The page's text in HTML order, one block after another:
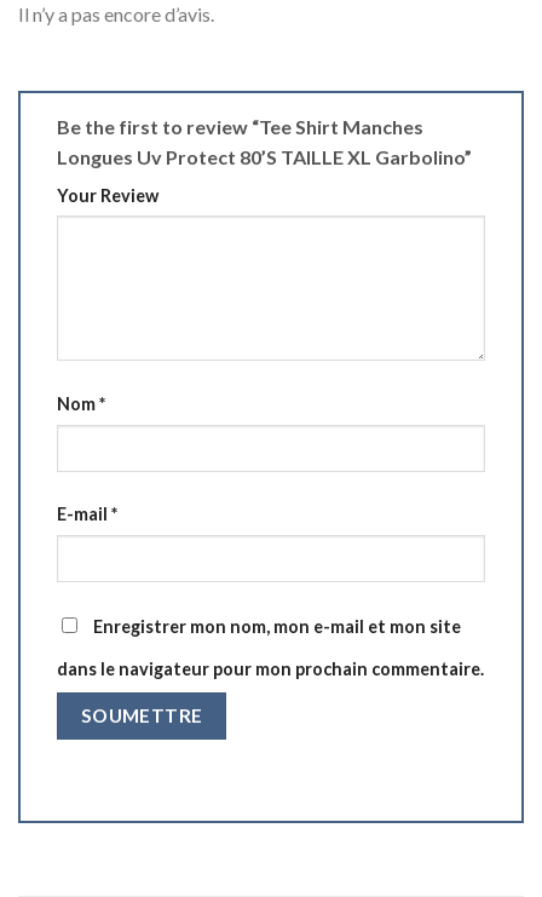
Il n’y a pas encore d’avis.
Be the first to review “Tee Shirt Manches
Longues Uv Protect 80’S TAILLE XL Garbolino”
Your Review
Nom*
E-mail *
Enregistrer mon nom, mon e-mail et mon site
dans le navigateur pour mon prochain commentaire.